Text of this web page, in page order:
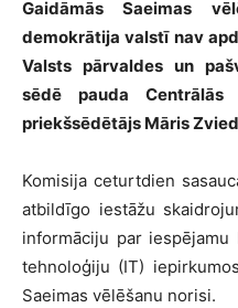
Gaidāmās Saeimas
demokrātija valstī nav
Valsts pārvaldes un
sēdē pauda Centrālās
priekšsēdētājs Māris
Komisija ceturtdien
atbildīgo iestāžu
informāciju par iespējamu
tehnoloģiju (IT)
Saeimas vēlēšanu norisi.